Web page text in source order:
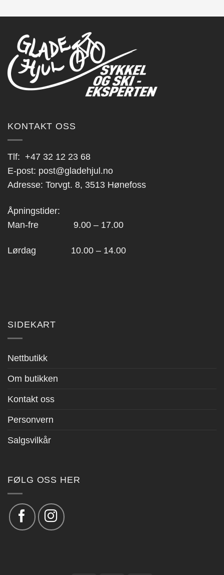
KONTAKT OSS
Tlf: +47 32 12 23 68
E-post: post@gladehjul.no
Adresse: Torvgt. 8, 3513 Hønefoss
Åpningstider:
Man-fre 9.00 – 17.00
Lørdag 10.00 – 14.00
SIDEKART
Nettbutikk
Om butikken
Kontakt oss
Personvern
Salgsvilkår
FØLG OSS HER